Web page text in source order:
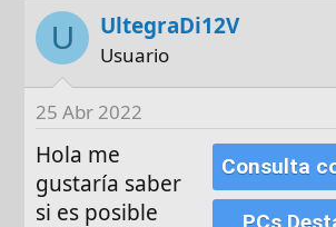
d
i
c
o
U UltegraDi12V
Usuario
25 Abr 2022
Consulta
Hola me
gustaría saber
si es posible